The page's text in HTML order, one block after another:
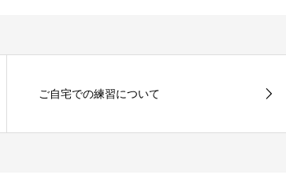
ご自宅での練習について